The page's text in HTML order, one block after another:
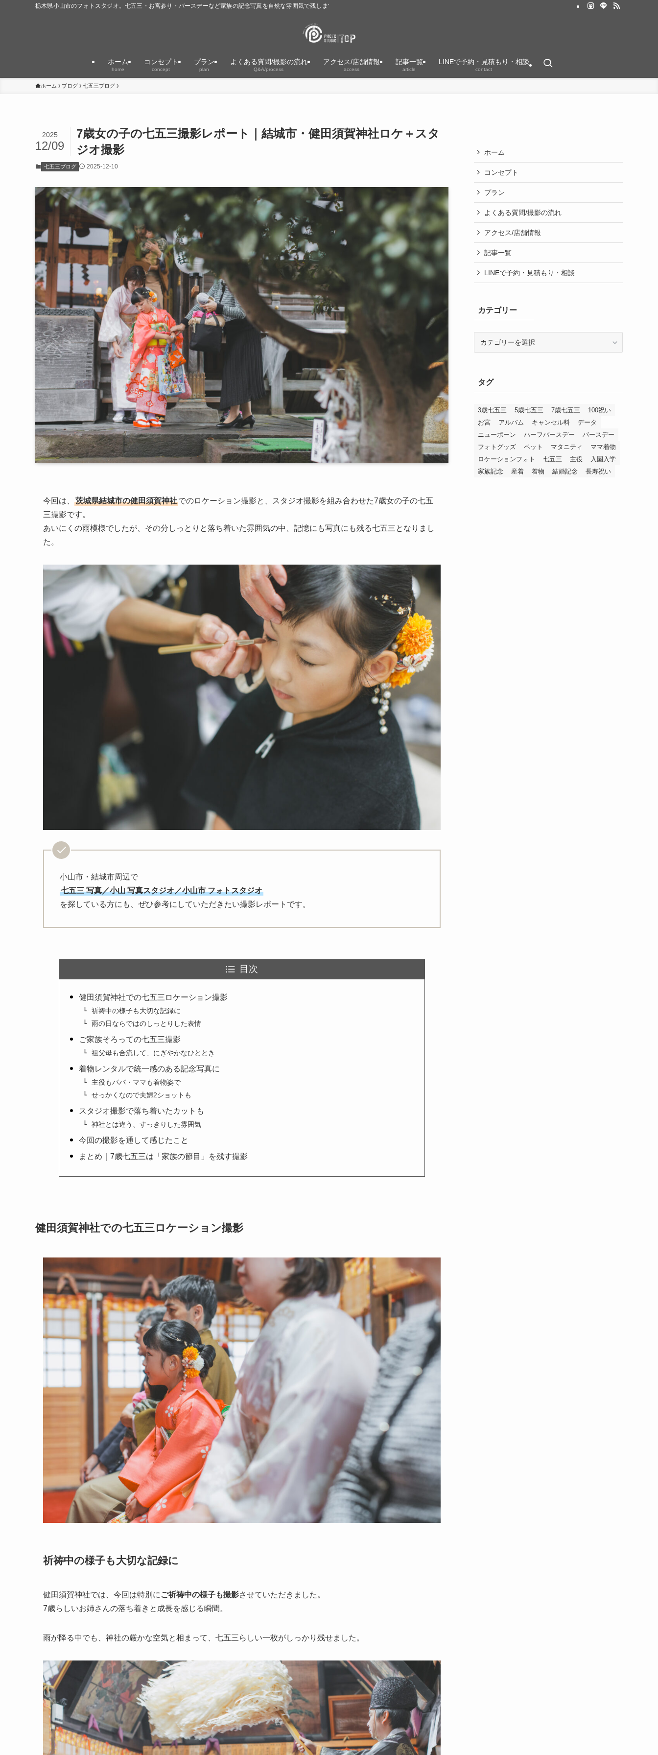
栃木県小山市のフォトスタジオ。七五三・お宮参り・バースデーなど家族の記念写真を自然な雰囲気で残します。着物レンタル・ヘアメイク対応。
ホーム
home
コンセプト
concept
プラン
plan
よくある質問/撮影の流れ
Q&A/process
アクセス/店舗情報
access
記事一覧
article
LINEで予約・見積もり・相談
contact
ホーム ブログ 七五三ブログ
7歳女の子の七五三撮影レポート｜結城市・健田須賀神社ロケ＋スタ
ジオ撮影
2025
12/09
七五三ブログ 2025-12-10
今回は、 茨城県結城市の健田須賀神社でのロケーション撮影と、スタジオ撮影を組み合わせた7歳女の子の七五
三撮影です。
あいにくの雨模様でしたが、その分しっとりと落ち着いた雰囲気の中、記憶にも写真にも残る七五三となりまし
た。
小山市・結城市周辺で
七五三 写真／小山 写真スタジオ／小山市 フォトスタジオ
を探している方にも、ぜひ参考にしていただきたい撮影レポートです。
目次
健田須賀神社での七五三ロケーション撮影
祈祷中の様子も大切な記録に
雨の日ならではのしっとりした表情
ご家族そろっての七五三撮影
祖父母も合流して、にぎやかなひととき
着物レンタルで統一感のある記念写真に
主役もパパ・ママも着物姿で
せっかくなので夫婦2ショットも
スタジオ撮影で落ち着いたカットも
神社とは違う、すっきりした雰囲気
今回の撮影を通して感じたこと
まとめ｜7歳七五三は「家族の節目」を残す撮影
健田須賀神社での七五三ロケーション撮影
祈祷中の様子も大切な記録に
健田須賀神社では、今回は特別に ご祈祷中の様子も撮影させていただきました。
7歳らしいお姉さんの落ち着きと成長を感じる瞬間。
雨が降る中でも、神社の厳かな空気と相まって、七五三らしい一枚がしっかり残せました。
ホーム
コンセプト
プラン
よくある質問/撮影の流れ
アクセス/店舗情報
記事一覧
LINEで予約・見積もり・相談
カテゴリー
ータグ
3歳七五三 5歳七五三 7歳七五三
100祝い
お宮
アルバム キャンセル料
データ
ニューボーン
ハーフバースデー
バースデー
フォトグッズ
ペット マタニティ
ママ着物
ロケーションフォト
七五三 主役
入園入学
家族記念
産着 着物 結婚記念 長寿祝い